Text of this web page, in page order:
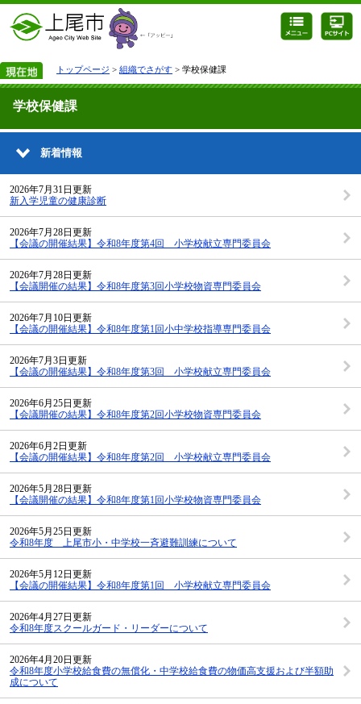
トップページ > 組織でさがす > 学校保健課
学校保健課
新着情報
2026年7月31日更新
新入学児童の健康診断
2026年7月28日更新
【会議の開催結果】令和8年度第4回 小学校献立専門委員会
2026年7月28日更新
【会議開催の結果】令和8年度第3回小学校物資専門委員会
2026年7月10日更新
【会議の開催結果】令和8年度第1回小中学校指導専門委員会
2026年7月3日更新
【会議の開催結果】令和8年度第3回 小学校献立専門委員会
2026年6月25日更新
【会議開催の結果】令和8年度第2回小学校物資専門委員会
2026年6月2日更新
【会議の開催結果】令和8年度第2回 小学校献立専門委員会
2026年5月28日更新
【会議開催の結果】令和8年度第1回小学校物資専門委員会
2026年5月25日更新
令和8年度 上尾市小・中学校一斉避難訓練について
2026年5月12日更新
【会議の開催結果】令和8年度第1回 小学校献立専門委員会
2026年4月27日更新
令和8年度スクールガード・リーダーについて
2026年4月20日更新
令和8年度小学校給食費の無償化・中学校給食費の物価高支援および半額助
成について